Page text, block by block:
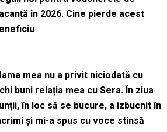
în 2026. Cine pierde acest
mea nu a privit niciodată cu
buni relația mea cu Sera. În ziua
în loc să se bucure, a izbucnit în
și mi-a spus cu voce stinsă